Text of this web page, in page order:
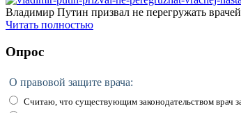
Владимир Путин призвал не перегружать
Читать полностью
Опрос
О правовой защите врача:
Считаю, что существующим законодательством врач